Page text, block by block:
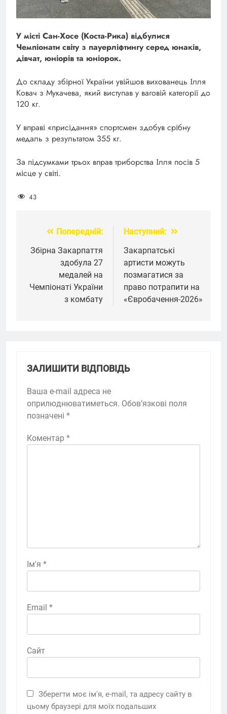
У місті Сан-Хосе (Коста-Рика) відбулися
Чемпіонати світу з пауерліфтингу серед юнаків,
дівчат, юніорів та юніорок.
До складу збірної України увійшов вихованець Ілля
Ковач з Мукачева, який виступав у ваговій категорії до
120 кг.
У вправі «присідання» спортсмен здобув срібну
медаль з результатом 355 кг.
За підсумками трьох вправ триборства Ілля посів 5
місце у світі.
43
Навігація
записів
Попередній:
Збірна Закарпаття
здобула 27
медалей на
Чемпіонаті України
з комбату
Наступний:
Закарпатські
артисти можуть
позмагатися за
право потрапити на
«Євробачення-2026»
ЗАЛИШИТИ ВІДПОВІДЬ
Ваша e-mail адреса не
оприлюднюватиметься. Обов’язкові поля
позначені *
Коментар *
Ім'я *
Email *
Сайт
Зберегти моє ім'я, e-mail, та адресу сайту в
цьому браузері для моїх подальших